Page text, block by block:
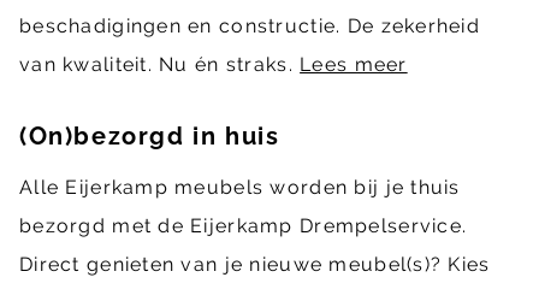
beschadigingen en constructie. De zekerheid
van kwaliteit. Nu én straks. Lees meer
(On)bezorgd in huis
Alle Eijerkamp meubels worden bij je thuis
bezorgd met de Eijerkamp Drempelservice.
Direct genieten van je nieuwe meubel(s)? Kies